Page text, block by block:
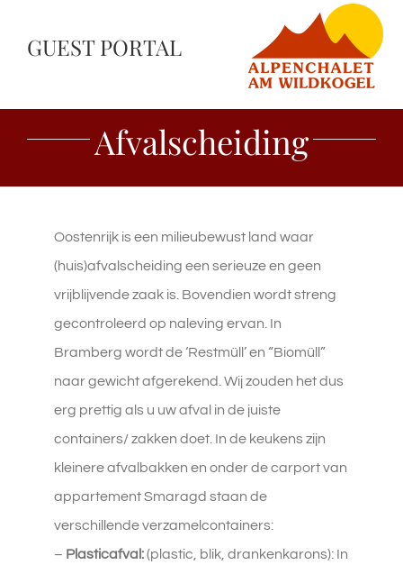
naarGUEST PORTAL
Afvalscheiding
Oostenrijk is een milieubewust land waar
(huis)afvalscheiding een serieuze en geen
vrijblijvende zaak is. Bovendien wordt streng
gecontroleerd op naleving ervan. In
Bramberg wordt de ‘Restmüll’ en “Biomüll”
naar gewicht afgerekend. Wij zouden het dus
erg prettig als u uw afval in de juiste
containers/ zakken doet. In de keukens zijn
kleinere afvalbakken en onder de carport van
appartement Smaragd staan de
verschillende verzamelcontainers:
– Plasticafval:(plastic, blik, drankenkarons): In